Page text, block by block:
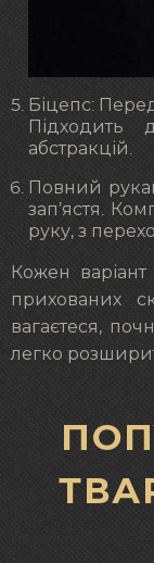
Біцепс:
Підходить
абстракцій.
Повний
зап’ястя.
руку, з
Кожен
прихованих
вагаєтеся,
легко